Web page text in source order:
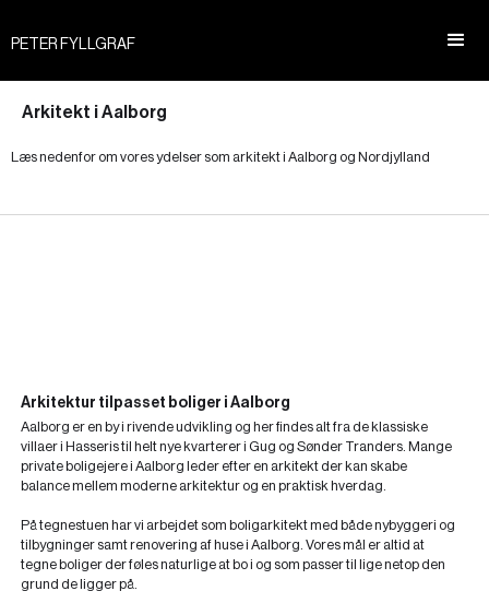
PETER FYLLGRAF
Arkitekt i Aalborg
Læs nedenfor om vores ydelser som arkitekt i Aalborg og Nordjylland
Arkitektur tilpasset boliger i Aalborg
Aalborg er en by i rivende udvikling og her findes alt fra de klassiske
villaer i Hasseris til helt nye kvarterer i Gug og Sønder Tranders. Mange
private boligejere i Aalborg leder efter en arkitekt der kan skabe
balance mellem moderne arkitektur og en praktisk hverdag.
På tegnestuen har vi arbejdet som boligarkitekt med både nybyggeri og
tilbygninger samt renovering af huse i Aalborg. Vores mål er altid at
tegne boliger der føles naturlige at bo i og som passer til lige netop den
grund de ligger på.